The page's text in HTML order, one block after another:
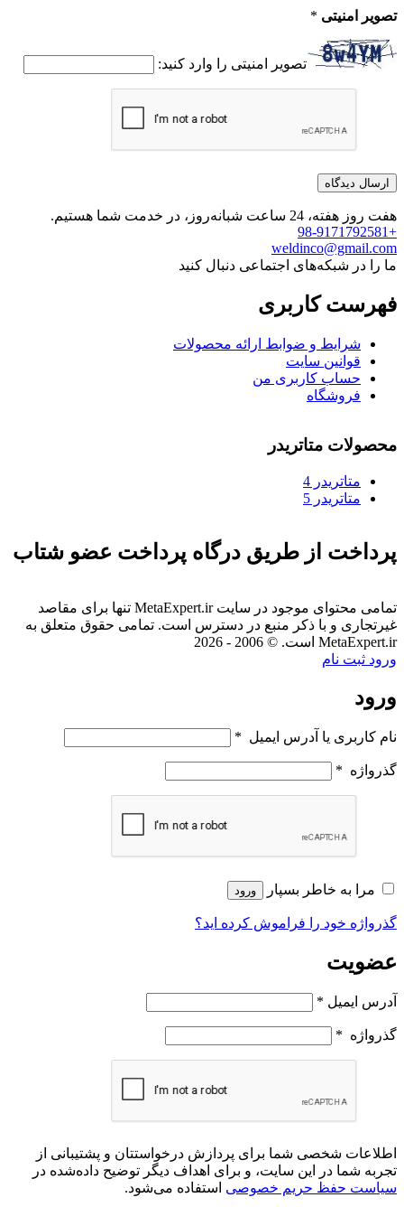
تصویر امنیتی *
تصویر امنیتی را وارد کنید:
هفت روز هفته، 24 ساعت شبانه‌روز، در خدمت شما هستیم.
+98-9171792581
weldinco@gmail.com
ما را در شبکه‌های اجتماعی دنبال کنید
فهرست کاربری
شرایط و ضوابط ارائه محصولات
قوانین سایت
حساب کاربری من
فروشگاه
محصولات متاتریدر
متاتريدر 4
متاتريدر 5
پرداخت از طریق درگاه پرداخت عضو شتاب
تمامی محتوای موجود در سایت MetaExpert.ir تنها برای مقاصد
غیرتجاری و با ذکر منبع در دسترس است. تمامی حقوق متعلق به
MetaExpert.ir است. © 2006 - 2026
ورود ثبت نام
ورود
نام کاربری یا آدرس ایمیل *
گذرواژه *
مرا به خاطر بسپار ورود
گذرواژه خود را فراموش کرده اید؟
عضویت
آدرس ایمیل *
گذرواژه *
اطلاعات شخصی شما برای پردازش درخواستتان و پشتیبانی از
تجربه شما در این سایت، و برای اهداف دیگر توضیح داده‌شده در
سیاست حفظ حریم خصوصی استفاده می‌شود.